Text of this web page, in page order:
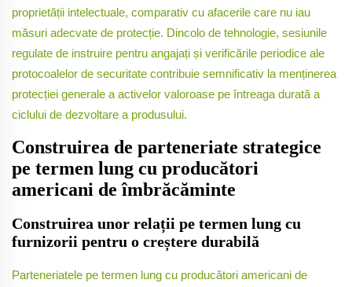
proprietății intelectuale, comparativ cu afacerile care nu iau
măsuri adecvate de protecție. Dincolo de tehnologie, sesiunile
regulate de instruire pentru angajați și verificările periodice ale
protocoalelor de securitate contribuie semnificativ la menținerea
protecției generale a activelor valoroase pe întreaga durată a
ciclului de dezvoltare a produsului.
Construirea de parteneriate strategice
pe termen lung cu producători
americani de îmbrăcăminte
Construirea unor relații pe termen lung cu
furnizorii pentru o creștere durabilă
Parteneriatele pe termen lung cu producători americani de